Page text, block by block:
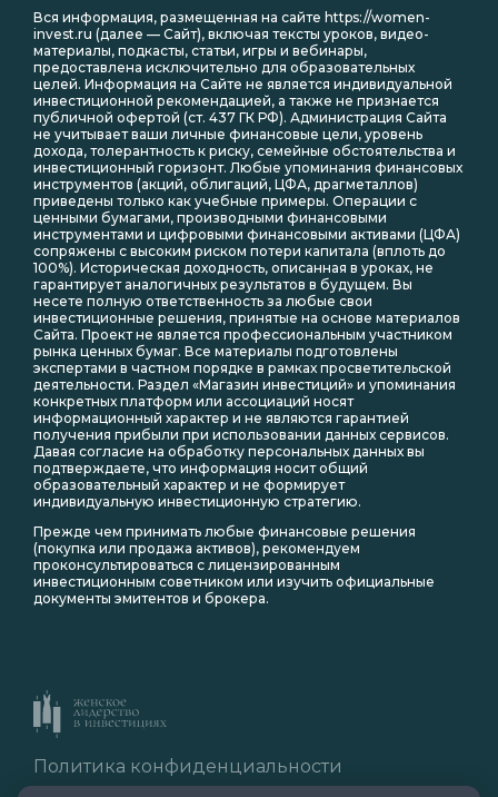
Вся информация, размещенная на сайте https://women-
invest.ru (далее — Сайт), включая тексты уроков, видео-
материалы, подкасты, статьи, игры и вебинары,
предоставлена исключительно для образовательных
целей. Информация на Сайте не является индивидуальной
инвестиционной рекомендацией, а также не признается
публичной офертой (ст. 437 ГК РФ). Администрация Сайта
не учитывает ваши личные финансовые цели, уровень
дохода, толерантность к риску, семейные обстоятельства и
инвестиционный горизонт. Любые упоминания финансовых
инструментов (акций, облигаций, ЦФА, драгметаллов)
приведены только как учебные примеры. Операции с
ценными бумагами, производными финансовыми
инструментами и цифровыми финансовыми активами (ЦФА)
сопряжены с высоким риском потери капитала (вплоть до
100%). Историческая доходность, описанная в уроках, не
гарантирует аналогичных результатов в будущем. Вы
несете полную ответственность за любые свои
инвестиционные решения, принятые на основе материалов
Сайта. Проект не является профессиональным участником
рынка ценных бумаг. Все материалы подготовлены
экспертами в частном порядке в рамках просветительской
деятельности. Раздел «Магазин инвестиций» и упоминания
конкретных платформ или ассоциаций носят
информационный характер и не являются гарантией
получения прибыли при использовании данных сервисов.
Давая согласие на обработку персональных данных вы
подтверждаете, что информация носит общий
образовательный характер и не формирует
индивидуальную инвестиционную стратегию.
Прежде чем принимать любые финансовые решения
(покупка или продажа активов), рекомендуем
проконсультироваться с лицензированным
инвестиционным советником или изучить официальные
документы эмитентов и брокера.
Политика конфиденциальности